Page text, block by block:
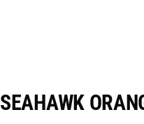
SEAHAWK